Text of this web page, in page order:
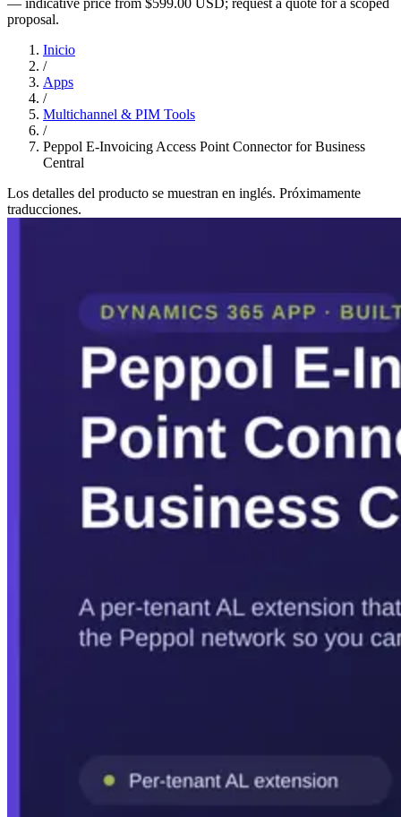
proposal.
Inicio
/
Apps
/
Multichannel & PIM Tools
/
Peppol E-Invoicing Access Point Connector for Business
Central
Los detalles del producto se muestran en inglés. Próximamente
traducciones.